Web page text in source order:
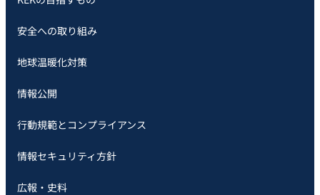
安全への取り組み
地球温暖化対策
情報公開
行動規範とコンプライアンス
情報セキュリティ方針
広報・史料